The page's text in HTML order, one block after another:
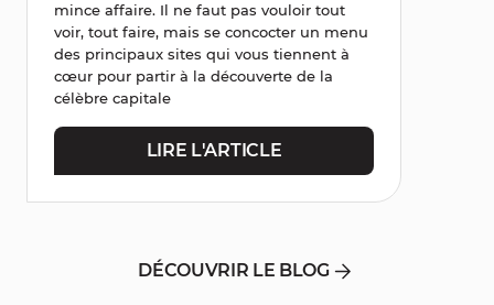
mince affaire. Il ne faut pas vouloir tout
voir, tout faire, mais se concocter un menu
des principaux sites qui vous tiennent à
cœur pour partir à la découverte de la
célèbre capitale
LIRE L'ARTICLE
DÉCOUVRIR LE BLOG